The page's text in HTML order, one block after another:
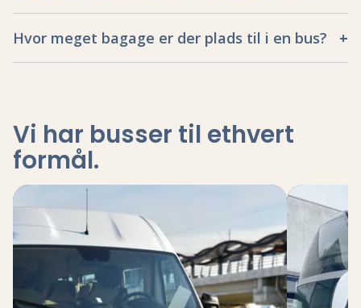
Hvor meget bagage er der plads til i en bus?
Vi har busser til ethvert
formål.